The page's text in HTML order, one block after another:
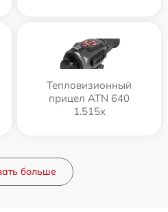
Тепловизионный
прицел ATN 640
1.515x
больше